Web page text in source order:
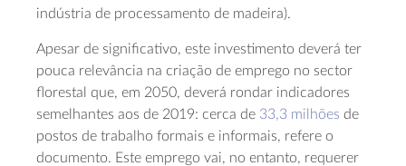
indústria de processamento de madeira).
Apesar de significativo, este investimento deverá ter
pouca relevância na criação de emprego no sector
florestal que, em 2050, deverá rondar indicadores
semelhantes aos de 2019: cerca de 33,3 milhões de
postos de trabalho formais e informais, refere o
documento. Este emprego vai, no entanto, requerer